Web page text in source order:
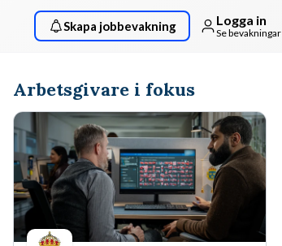
Skapa jobbevakning Logga in
Se bevakningar
Arbetsgivare i fokus